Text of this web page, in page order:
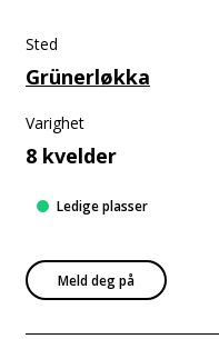
Sted
Grünerløkka
Varighet
8 kvelder
Meld deg på
Ledige plasser